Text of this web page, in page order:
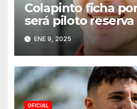
Colapinto ficha
será piloto reserva
ENE 9, 2025
OFICIAL